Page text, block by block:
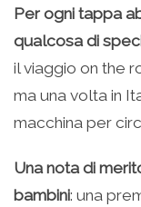
Per ogni tappa
qualcosa di
il viaggio on the
ma una volta in
macchina per
Una nota di
bambini: una